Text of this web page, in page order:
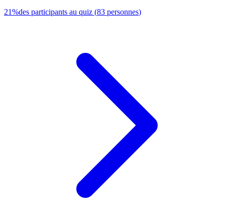
21%des participants au quiz (83 personnes)